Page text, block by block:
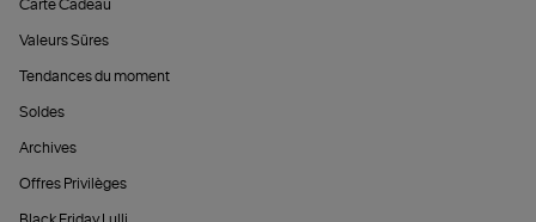
Carte Cadeau
Valeurs Sûres
Tendances du moment
Soldes
Archives
Offres Privilèges
Black Friday Lulli